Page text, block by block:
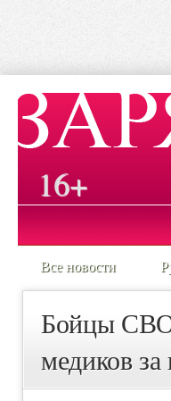
16+
Все новости
Бойцы СВО
медиков